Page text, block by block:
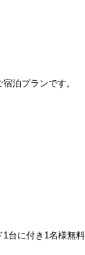
泊プランです。
台に付き1名様無